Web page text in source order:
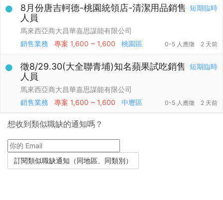
短期臨時
8月份唐吉軻德-桃園統領店-清潔用品銷售
人員
馬來西亞商大昌華嘉思謀能有限公司
銷售業務
專案 1,600 ~ 1,600 桃園區 0-5 人應徵 2 天前
短期臨時
徵8/29.30(大全聯青埔)知名蘋果試吃銷售
人員
馬來西亞商大昌華嘉思謀能有限公司
銷售業務
專案 1,600 ~ 1,600 中壢區 0-5 人應徵 2 天前
想收到類似職缺的通知嗎？